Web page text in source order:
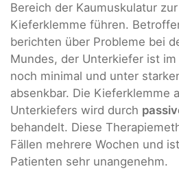
Bereich der Kaumuskulatur
Kieferklemme führen.
berichten über Probleme bei
Mundes, der Unterkiefer ist
noch minimal und unter
absenkbar. Die Kieferklemme
Unterkiefers wird durch
behandelt. Diese
Fällen mehrere Wochen und
Patienten sehr unangenehm.